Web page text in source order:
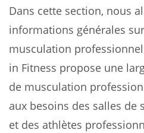
Dans cette section, nous
informations générales
musculation
in Fitness propose une
de musculation
aux besoins des salles de
et des athlètes